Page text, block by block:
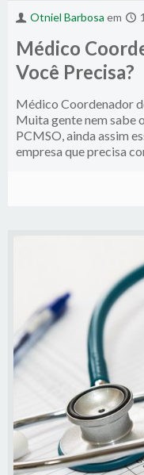
Otniel Barbosa em
Médico
Você Precisa?
Médico Coordenador
Muita gente nem sabe
PCMSO, ainda assim
empresa que precisa